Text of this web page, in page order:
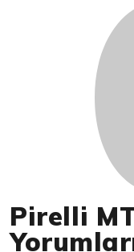
Pirelli